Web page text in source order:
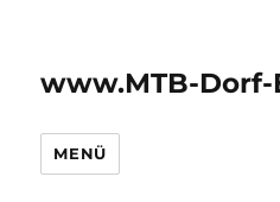
www.MTB-Dorf-
MENÜ